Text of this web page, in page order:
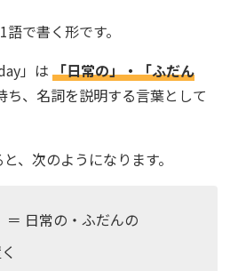
語で書く形です。
」は 「日常の」・「ふだん
ち、名詞を説明する言葉として
、次のようになります。
＝ 日常の・ふだんの